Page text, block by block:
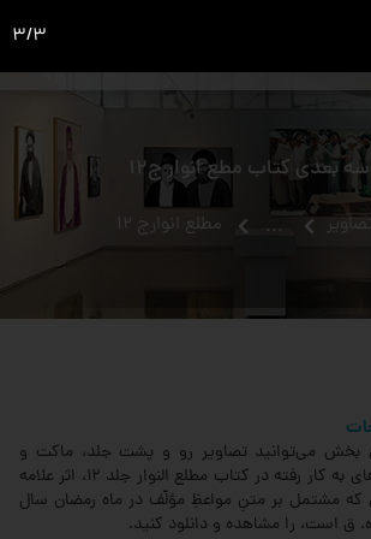
view_headline
بعدی کتاب مطع انوار ج12
... مطلع انوارج 12
بخش می‌توانید تصاویر رو و پشت جلد، ماکت و
عکس‌های به کار رفته در کتاب مطلع النوار جلد 12‏، اثر علامه
که مشتمل بر متنِ مواعظِ مؤلّف در ماه رمضان سال
3/3